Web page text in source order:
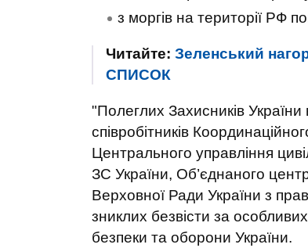
з моргів на території РФ
Читайте: Зеленський
СПИСОК
"Полеглих Захисників
співробітників
Центрального управління
ЗС України, Об’єднаного
Верховної Ради України з
зниклих безвісти за
безпеки та оборони України.